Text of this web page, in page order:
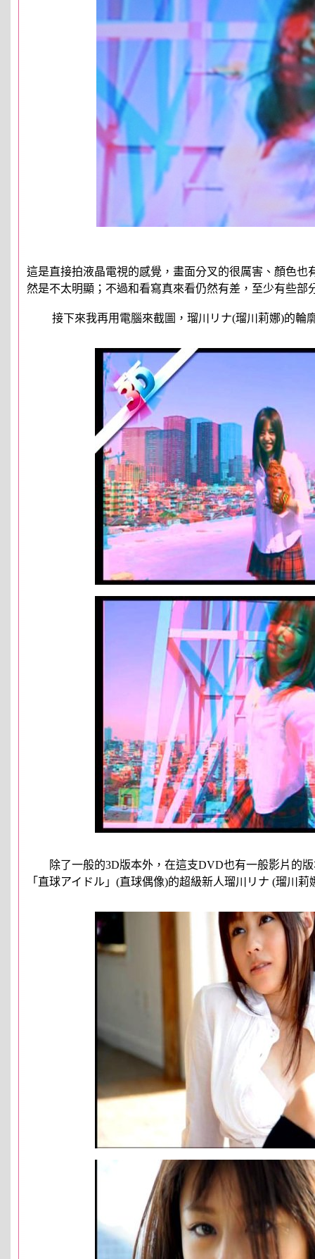
這是直接拍液晶電視的感覺，畫面分叉的很厲害、顏色也
然是不太明顯；不過和看寫真來看仍然有差，至少有些部
接下來我再用電腦來截圖，瑠川リナ(瑠川莉娜)的輪
除了一般的3D版本外，在這支DVD也有一般影片的版
「直球アイドル」(直球偶像)的超級新人瑠川リナ (瑠川莉